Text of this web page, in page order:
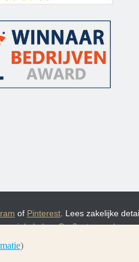
of Pinterest . Lees zakelijke
enGraflantaarn.nl
)